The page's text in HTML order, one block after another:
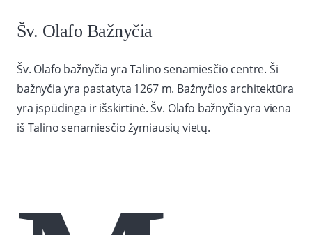
Šv. Olafo Bažnyčia
Šv. Olafo bažnyčia yra Talino senamiesčio centre. Ši
bažnyčia yra pastatyta 1267 m. Bažnyčios architektūra
yra įspūdinga ir išskirtinė. Šv. Olafo bažnyčia yra viena
iš Talino senamiesčio žymiausių vietų.